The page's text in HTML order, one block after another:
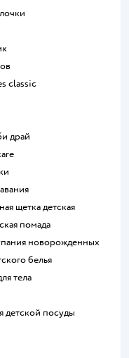
classic
драй
щетка детская
помада
новорожденных
белья
тела
детской посуды